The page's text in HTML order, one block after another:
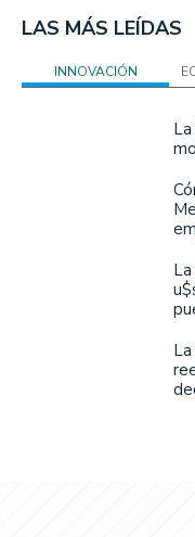
LAS MÁS LEÍDAS
INNOVACIÓN